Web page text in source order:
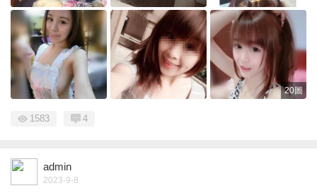
20圖
1583 4
admin
2023-9-8